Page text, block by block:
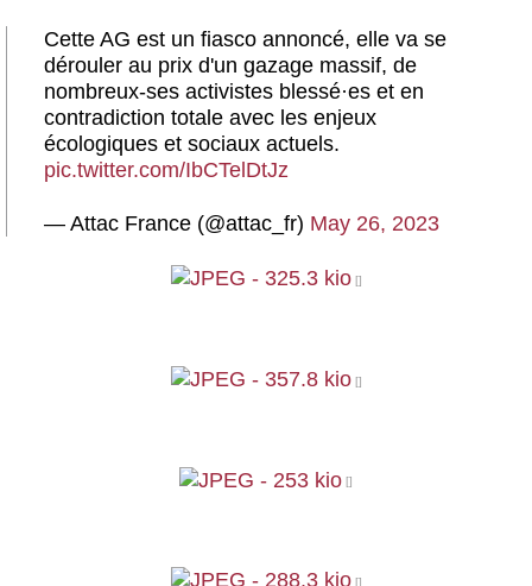
Cette AG est un fiasco annoncé, elle va se
dérouler au prix d'un gazage massif, de
nombreux-ses activistes blessé·es et en
contradiction totale avec les enjeux
écologiques et sociaux actuels.
pic.twitter.com/IbCTelDtJz
— Attac France (@attac_fr) May 26, 2023